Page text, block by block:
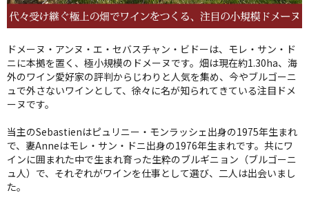
ドメーヌ・アンヌ・エ・セバスチャン・ビドーは、モレ・サン・ド
ニに本拠を置く、極小規模のドメーヌです。畑は現在約1.30ha、海
外のワイン愛好家の評判からじわりと人気を集め、今やブルゴーニ
ュで外さないワインとして、徐々に名が知られてきている注目ドメ
ーヌです。
当主のSebastienはピュリニー・モンラッシェ出身の1975年生まれ
で、妻Anneはモレ・サン・ドニ出身の1976年生まれです。共にワ
インに囲まれた中で生まれ育った生粋のブルギニョン（ブルゴーニ
ュ人）で、それぞれがワインを仕事として選び、二人は出会いまし
た。